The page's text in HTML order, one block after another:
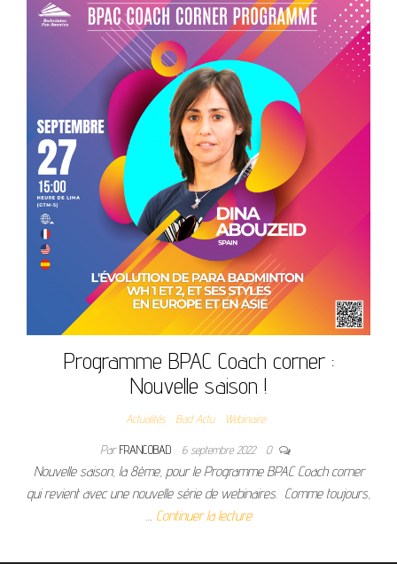
Programme BPAC Coach corner :
Nouvelle saison !
Actualités Bad Actu Webinaire
ParFRANCOBAD 6 septembre 2022 0
Nouvelle saison, la 8ème, pour le Programme BPAC Coach corner
qui revient avec une nouvelle série de webinaires. Comme toujours,
… Continuer la lecture